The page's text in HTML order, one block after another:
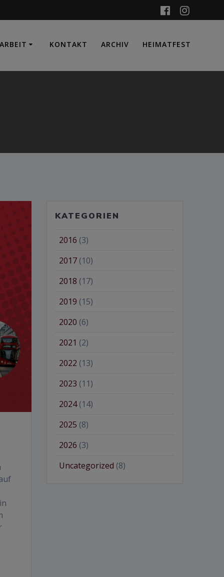
KONTAKT ARCHIV HEIMATFEST
KATEGORIEN
2016 (3)
2017 (10)
2018 (17)
2019 (15)
2020 (6)
2021 (2)
2022 (13)
2023 (11)
2024(14)
2025 (8)
2026 (3)
Uncategorized (8)